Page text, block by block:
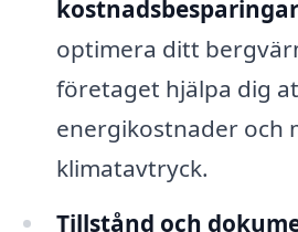
optimera ditt
företaget hjälpa dig
energikostnader och
klimatavtryck.
Tillstånd och